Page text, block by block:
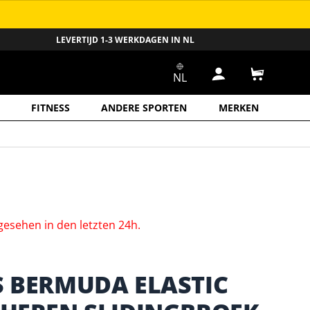
LEVERTIJD 1-3 WERKDAGEN IN NL
FITNESS ANDERE SPORTEN MERKEN
NL Inloggen
inden letzten24h.
BERMUDA ELASTIC